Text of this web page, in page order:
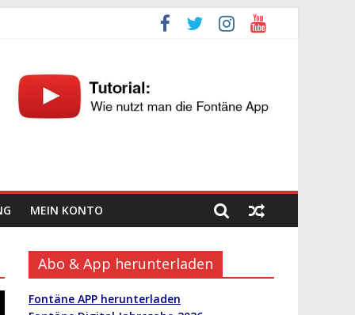
MEIN KONTO
Abo & App herunterladen
Fontäne APP herunterladen